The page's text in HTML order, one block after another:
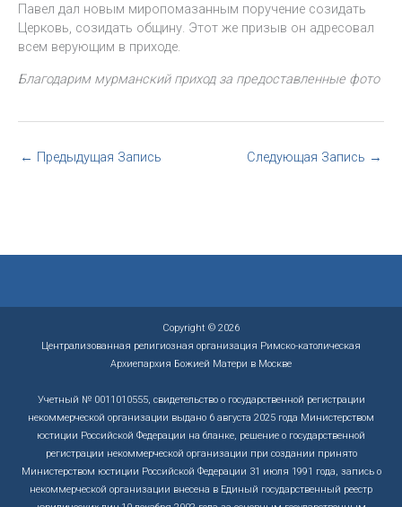
Павел дал новым миропомазанным поручение созидать
Церковь, созидать общину. Этот же призыв он адресовал
всем верующим в приходе.
Благодарим мурманский приход за предоставленные фото
← Предыдущая Запись Следующая Запись →
Copyright © 2026
Централизованная религиозная организация Римско-католическая
Архиепархия Божией Матери в Москве
Учетный № 0011010555, свидетельство о государственной регистрации
некоммерческой организации выдано 6 августа 2025 года Министерством
юстиции Российской Федерации на бланке, решение о государственной
регистрации некоммерческой организации при создании принято
Министерством юстиции Российской Федерации 31 июля 1991 года, запись о
некоммерческой организации внесена в Единый государственный реестр